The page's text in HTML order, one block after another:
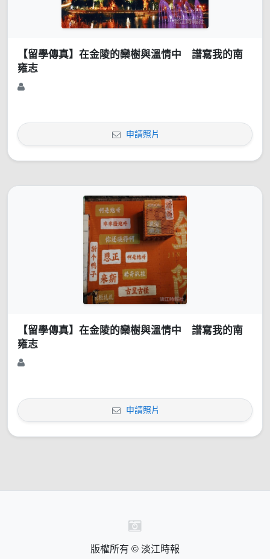
【留學傳真】在金陵的欒樹與溫情中 譜寫我的南
雍志
申請照片
【留學傳真】在金陵的欒樹與溫情中 譜寫我的南
雍志
申請照片
版權所有 © 淡江時報